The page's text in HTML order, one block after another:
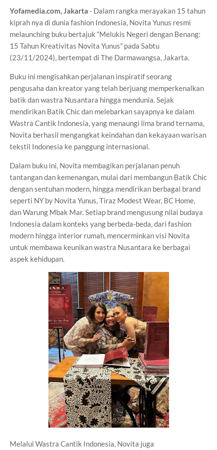
Yofamedia.com, Jakarta - Dalam rangka merayakan 15 tahun
kiprah nya di dunia fashion Indonesia, Novita Yunus resmi
melaunching buku bertajuk “Melukis Negeri dengan Benang:
15 Tahun Kreativitas Novita Yunus” pada Sabtu
(23/11/2024), bertempat di The Darmawangsa, Jakarta.
Buku ini mengisahkan perjalanan inspiratif seorang
pengusaha dan kreator yang telah berjuang memperkenalkan
batik dan wastra Nusantara hingga mendunia. Sejak
mendirikan Batik Chic dan melebarkan sayapnya ke dalam
Wastra Cantik Indonesia, yang menaungi lima brand ternama,
Novita berhasil mengangkat keindahan dan kekayaan warisan
tekstil Indonesia ke panggung internasional.
Dalam buku ini, Novita membagikan perjalanan penuh
tantangan dan kemenangan, mulai dari membangun Batik Chic
dengan sentuhan modern, hingga mendirikan berbagai brand
seperti NY by Novita Yunus, Tiraz Modest Wear, BC Home,
dan Warung Mbak Mar. Setiap brand mengusung nilai budaya
Indonesia dalam konteks yang berbeda-beda, dari fashion
modern hingga interior rumah, mencerminkan visi Novita
untuk membawa keunikan wastra Nusantara ke berbagai
aspek kehidupan.
Melalui Wastra Cantik Indonesia, Novita juga